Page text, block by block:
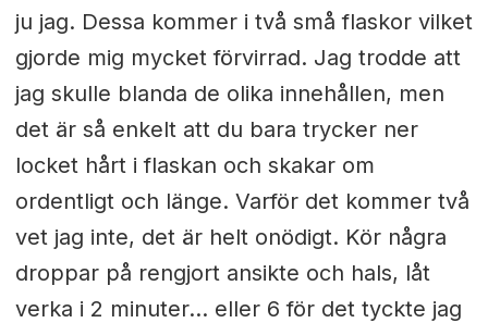
ju jag. Dessa kommer i två små flaskor vilket
gjorde mig mycket förvirrad. Jag trodde att
jag skulle blanda de olika innehållen, men
det är så enkelt att du bara trycker ner
locket hårt i flaskan och skakar om
ordentligt och länge. Varför det kommer två
vet jag inte, det är helt onödigt. Kör några
droppar på rengjort ansikte och hals, låt
verka i 2 minuter... eller 6 för det tyckte jag